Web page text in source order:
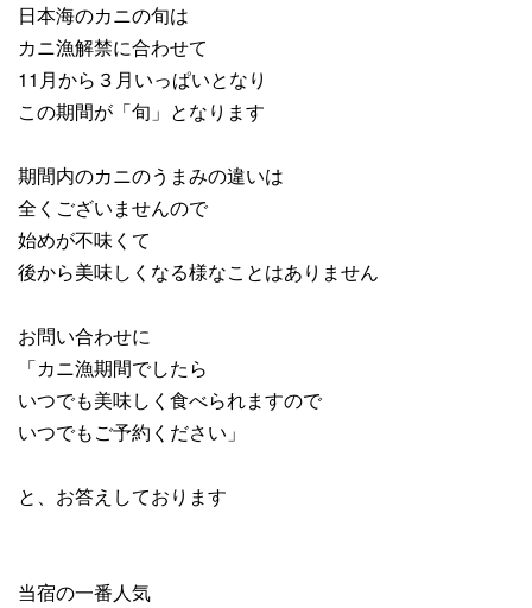
日本海のカニの旬は
カニ漁解禁に合わせて
11月から３月いっぱいとなり
この期間が「旬」となります
期間内のカニのうまみの違いは
全くございませんので
始めが不味くて
後から美味しくなる様なことはありません
お問い合わせに
「カニ漁期間でしたら
いつでも美味しく食べられますので
いつでもご予約ください」
と、お答えしております
当宿の一番人気